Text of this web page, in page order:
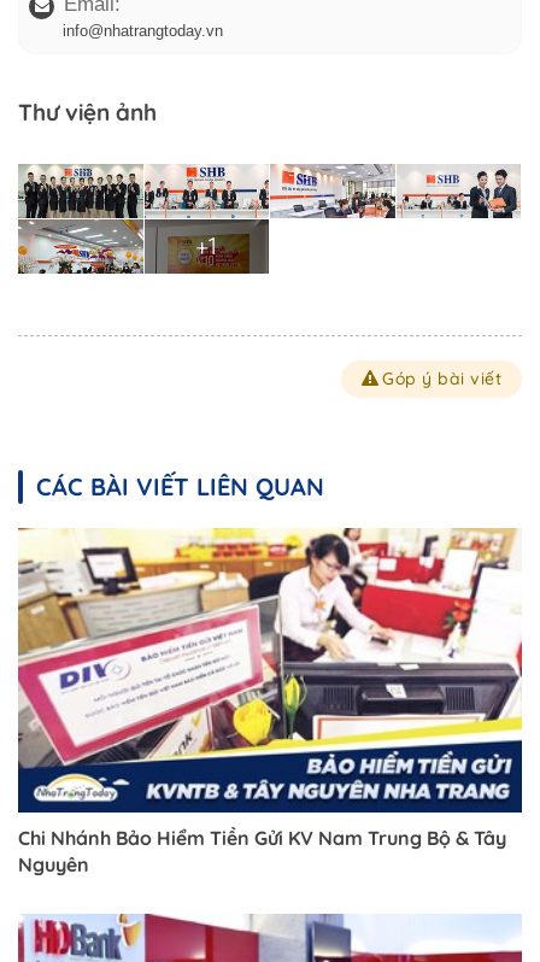
info@nhatrangtoday.vn
Thư viện ảnh
+1
Góp ý bài viết
CÁC BÀI VIẾT LIÊN QUAN
Chi Nhánh Bảo Hiểm Tiền Gửi KV Nam Trung Bộ & Tây
Nguyên